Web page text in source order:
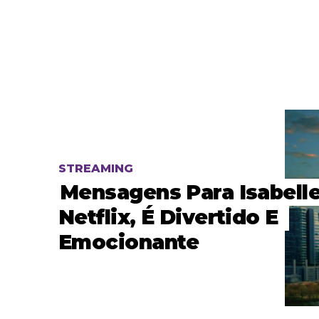
STREAMING
Mensagens Para
Netflix, É Divertido E
Emocionante